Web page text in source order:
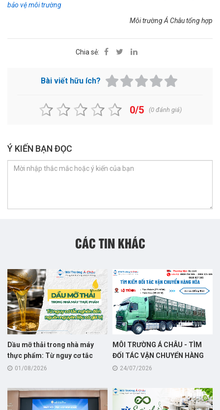
bảo vệ môi trường
Môi trường Á Châu tổng hợp
Chia sẻ:
Bài viết hữu ích?
0/5 (0đánh giá)
Ý KIẾN BẠN ĐỌC
CÁC TIN KHÁC
Dầu mỡ thải trong nhà máy
thực phẩm: Từ nguy cơ tắc
nghẽn đến nguồn nguyên liệu
01/08/2026
MÔI TRƯỜNG Á CHÂU - TÌM
ĐỐI TÁC VẬN CHUYỂN HÀNG
HÓA24/07/2026